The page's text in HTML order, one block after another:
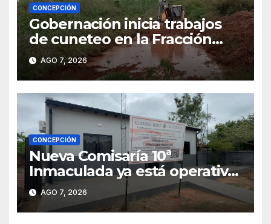
CONCEPCIÓN
Gobernación inicia trabajos
de cuneteo en la Fracción
José Félix
AGO 7, 2026
CONCEPCIÓN
Nueva Comisaría 10ª
Inmaculada ya está operativa
tras mudanza de agentes
policiales
AGO 7, 2026